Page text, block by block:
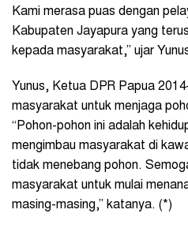
Kami merasa puas dengan
Kabupaten Jayapura yang
kepada masyarakat,” ujar
Yunus, Ketua DPR Papua
masyarakat untuk menjaga
“Pohon-pohon ini adalah
mengimbau masyarakat di
tidak menebang pohon.
masyarakat untuk mulai
masing-masing,” katanya. (*)